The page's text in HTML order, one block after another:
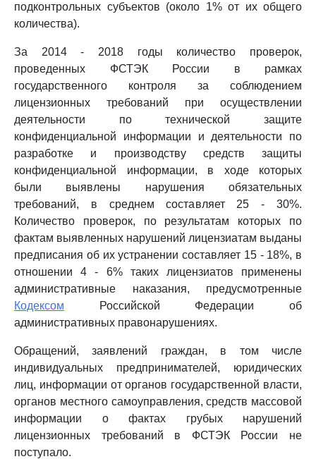
подконтрольных субъектов (около 1% от их общего
количества).
За 2014 - 2018 годы количество проверок,
проведенных ФСТЭК России в рамках
государственного контроля за соблюдением
лицензионных требований при осуществлении
деятельности по технической защите
конфиденциальной информации и деятельности по
разработке и производству средств защиты
конфиденциальной информации, в ходе которых
были выявлены нарушения обязательных
требований, в среднем составляет 25 - 30%.
Количество проверок, по результатам которых по
фактам выявленных нарушений лицензиатам выданы
предписания об их устранении составляет 15 - 18%, в
отношении 4 - 6% таких лицензиатов применены
административные наказания, предусмотренные
Кодексом Российской Федерации об
административных правонарушениях.
Обращений, заявлений граждан, в том числе
индивидуальных предпринимателей, юридических
лиц, информации от органов государственной власти,
органов местного самоуправления, средств массовой
информации о фактах грубых нарушений
лицензионных требований в ФСТЭК России не
поступало.